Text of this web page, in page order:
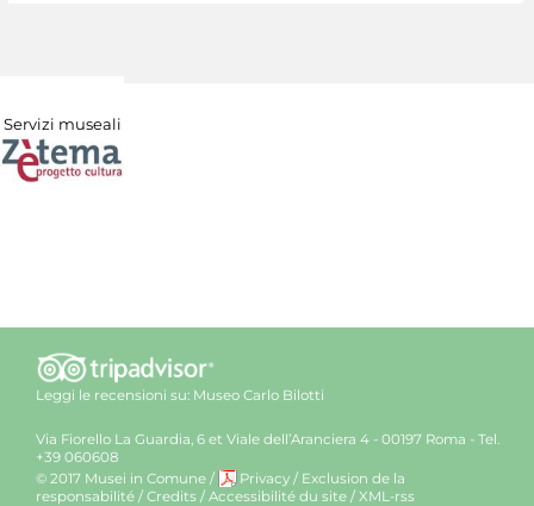
Servizi museali
Leggi le recensioni su: Museo Carlo Bilotti
Via Fiorello La Guardia, 6 et Viale dell’Aranciera 4 - 00197 Roma - Tel.
+39 060608
© 2017 Musei in Comune / Privacy / Exclusion de la
responsabilité / Credits / Accessibilité du site / XML-rss